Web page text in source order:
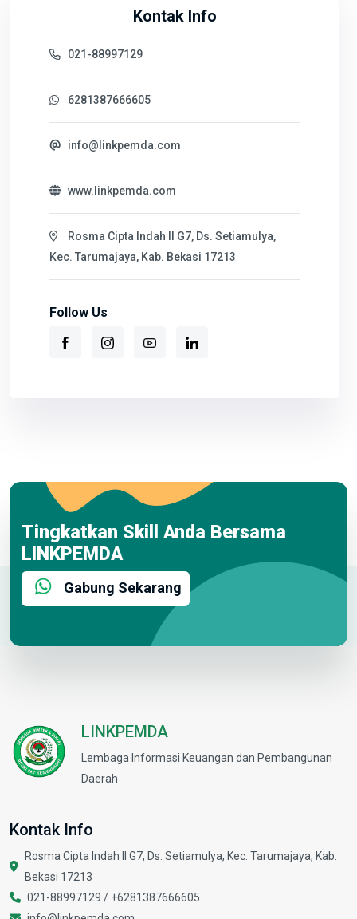
Kontak Info
021-88997129
6281387666605
info@linkpemda.com
www.linkpemda.com
Rosma Cipta Indah II G7, Ds. Setiamulya,
Kec. Tarumajaya, Kab. Bekasi 17213
Follow Us
Tingkatkan Skill Anda Bersama
LINKPEMDA
Gabung Sekarang
LINKPEMDA
Lembaga Informasi Keuangan dan Pembangunan
Daerah
Kontak Info
Rosma Cipta Indah II G7, Ds. Setiamulya, Kec. Tarumajaya, Kab.
Bekasi 17213
021-88997129 / +6281387666605